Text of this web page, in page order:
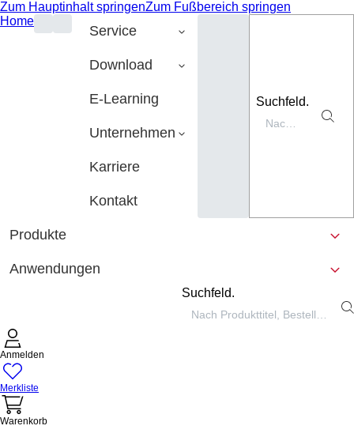
Zum Hauptinhalt springenZum Fußbereich springen
Home
Service
Download
E-Learning
Unternehmen
Karriere
Kontakt
Suchfeld.
Produkte
Anwendungen
Suchfeld.
Anmelden
Merkliste
Warenkorb